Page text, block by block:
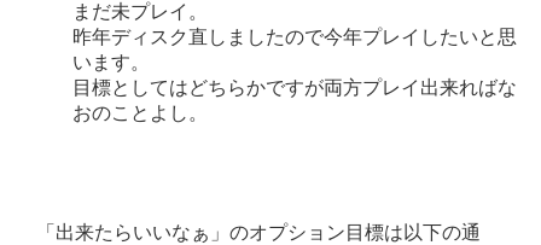
まだ未プレイ。
昨年ディスク直しましたので今年プレイしたいと思
います。
目標としてはどちらかですが両方プレイ出来ればな
おのことよし。
「出来たらいいなぁ」のオプション目標は以下の通